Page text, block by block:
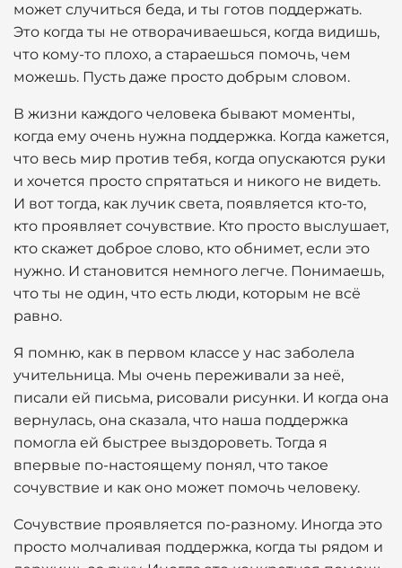
может случиться беда, и ты готов поддержать.
Это когда ты не отворачиваешься, когда видишь,
что кому-то плохо, а стараешься помочь, чем
можешь. Пусть даже просто добрым словом.
В жизни каждого человека бывают моменты,
когда ему очень нужна поддержка. Когда кажется,
что весь мир против тебя, когда опускаются руки
и хочется просто спрятаться и никого не видеть.
И вот тогда, как лучик света, появляется кто-то,
кто проявляет сочувствие. Кто просто выслушает,
кто скажет доброе слово, кто обнимет, если это
нужно. И становится немного легче. Понимаешь,
что ты не один, что есть люди, которым не всё
равно.
Я помню, как в первом классе у нас заболела
учительница. Мы очень переживали за неё,
писали ей письма, рисовали рисунки. И когда она
вернулась, она сказала, что наша поддержка
помогла ей быстрее выздороветь. Тогда я
впервые по-настоящему понял, что такое
сочувствие и как оно может помочь человеку.
Сочувствие проявляется по-разному. Иногда это
просто молчаливая поддержка, когда ты рядом и